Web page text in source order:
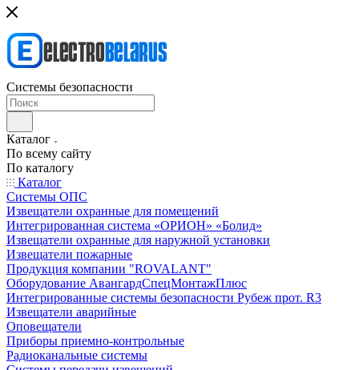
Системы безопасности
Каталог
По всему сайту
По каталогу
Каталог
Системы ОПС
Извещатели охранные для помещений
Интегрированная система «ОРИОН» «Болид»
Извещатели охранные для наружной установки
Извещатели пожарные
Продукция компании "ROVALANT"
Оборудование АвангардСпецМонтажПлюс
Интегрированные системы безопасности Рубеж прот. R3
Извещатели аварийные
Оповещатели
Приборы приемно-контрольные
Радиоканальные системы